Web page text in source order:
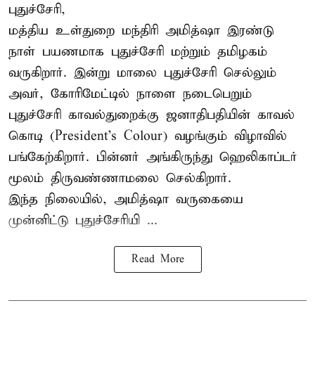
புதுச்சேரி,
மத்திய உள்துறை மந்திரி அமித்ஷா இரண்டு
நாள் பயணமாக புதுச்சேரி மற்றும் தமிழகம்
வருகிறார். இன்று மாலை புதுச்சேரி செல்லும்
அவர், கோரிமேட்டில் நாளை நடைபெறும்
புதுச்சேரி காவல்துறைக்கு ஜனாதிபதியின் காவல்
கொடி (President's Colour) வழங்கும் விழாவில்
பங்கேற்கிறார். பின்னர் அங்கிருந்து ஹெலிகாப்டர்
மூலம் திருவண்ணாமலை செல்கிறார்.
இந்த நிலையில், அமித்ஷா வருகையை
முன்னிட்டு புதுச்சேரியி ...
Read More